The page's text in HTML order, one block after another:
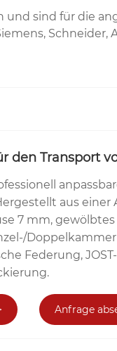
sind für die
Schneider,
den Transport
aus
7 mm,
Federung,
Anfrage